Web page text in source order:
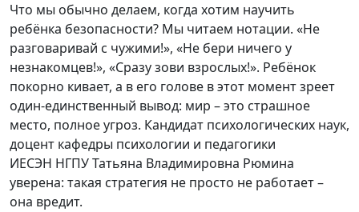
Что мы обычно делаем, когда хотим научить
ребёнка безопасности? Мы читаем нотации. «Не
разговаривай с чужими!», «Не бери ничего у
незнакомцев!», «Сразу зови взрослых!». Ребёнок
покорно кивает, а в его голове в этот момент зреет
один-единственный вывод: мир – это страшное
место, полное угроз. Кандидат психологических наук,
доцент кафедры психологии и педагогики
ИЕСЭН НГПУ Татьяна Владимировна Рюмина
уверена: такая стратегия не просто не работает –
она вредит.